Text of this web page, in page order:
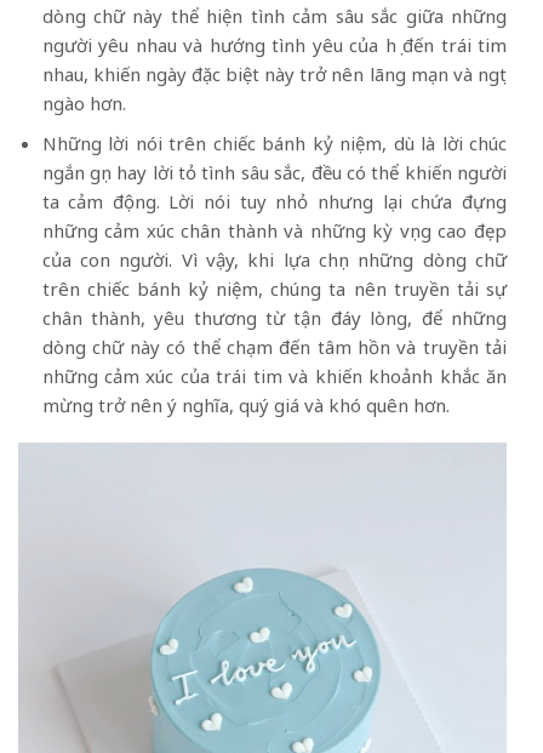
dòng chữ này thể hiện tình cảm sâu sắc giữa những
người yêu nhau và hướng tình yêu của họ đến trái tim
nhau, khiến ngày đặc biệt này trở nên lãng mạn và ngọt
ngào hơn.
Những lời nói trên chiếc bánh kỷ niệm, dù là lời chúc
ngắn gọn hay lời tỏ tình sâu sắc, đều có thể khiến người
ta cảm động. Lời nói tuy nhỏ nhưng lại chứa đựng
những cảm xúc chân thành và những kỳ vọng cao đẹp
của con người. Vì vậy, khi lựa chọn những dòng chữ
trên chiếc bánh kỷ niệm, chúng ta nên truyền tải sự
chân thành, yêu thương từ tận đáy lòng, để những
dòng chữ này có thể chạm đến tâm hồn và truyền tải
những cảm xúc của trái tim và khiến khoảnh khắc ăn
mừng trở nên ý nghĩa, quý giá và khó quên hơn.